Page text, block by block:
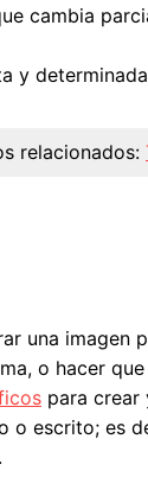
cambia
y
relacionados:
una imagen
o hacer
para crear
o escrito; es